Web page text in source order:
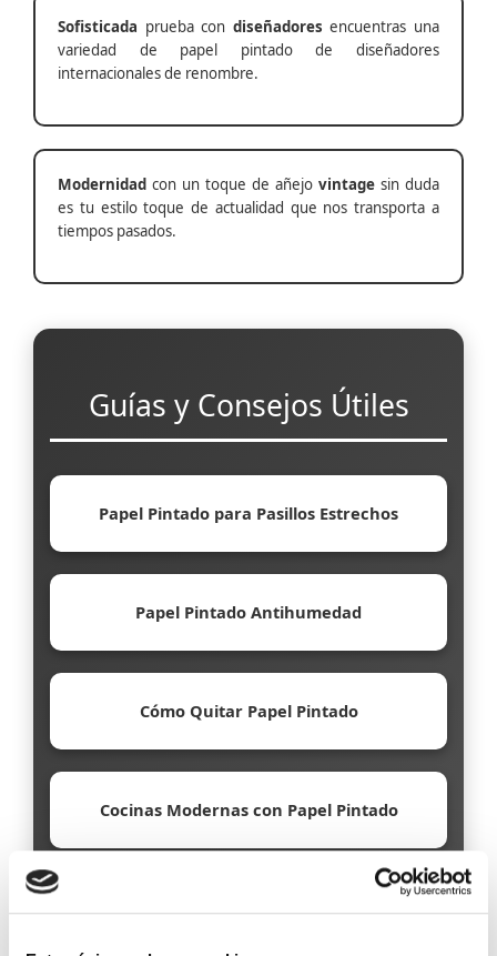
Sofisticada prueba con diseñadores encuentras una
variedad de papel pintado de diseñadores
internacionales de renombre.
Modernidad con un toque de añejo vintage sin duda
es tu estilo toque de actualidad que nos transporta a
tiempos pasados.
Guías y Consejos Útiles
Papel Pintado para Pasillos Estrechos
Papel Pintado Antihumedad
Cómo Quitar Papel Pintado
Cocinas Modernas con Papel Pintado
Papel Pintado Ecológico